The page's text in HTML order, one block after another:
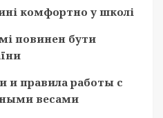
комфортно у школі
повинен бути
и правила работы с
весами